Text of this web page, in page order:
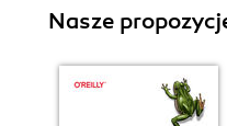
Nasze